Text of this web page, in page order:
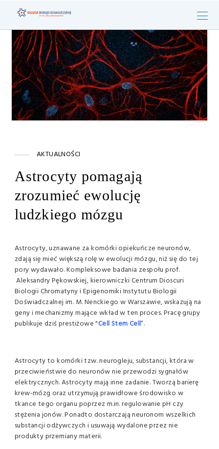
AKTUALNOŚCI
Astrocyty pomagają
zrozumieć ewolucję
ludzkiego mózgu
Astrocyty, uznawane za komórki opiekuńcze neuronów,
zdają się mieć większą rolę w ewolucji mózgu, niż się do tej
pory wydawało. Kompleksowe badania zespołu prof.
Aleksandry Pękowskiej, kierowniczki Centrum Dioscuri
Biologii Chromatyny i Epigenomiki Instytutu Biologii
Doświadczalnej im. M. Nenckiego w Warszawie, wskazują na
geny i mechanizmy mające wkład w ten proces. Pracę grupy
publikuje dziś prestiżowe "Cell Stem Cell”.
Astrocyty to komórki tzw. neurogleju, substancji, która w
przeciwieństwie do neuronów nie przewodzi sygnałów
elektrycznych. Astrocyty mają inne zadanie. Tworzą barierę
krew-mózg oraz utrzymują prawidłowe środowisko w
tkance tego organu poprzez m.in. regulowanie pH czy
stężenia jonów. Ponadto dostarczają neuronom wszelkich
substancji odżywczych i usuwają wydalone przez nie
produkty przemiany materii.